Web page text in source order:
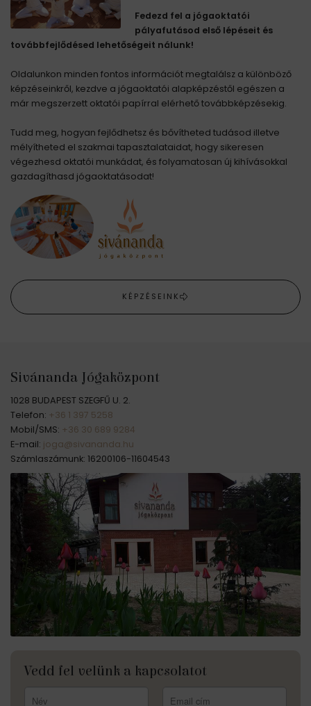
Fedezd fel a jógaoktatói
pályafutásod első lépéseit és
továbbfejlődésed lehetőségeit nálunk!
Oldalunkon minden fontos információt megtalálsz a különböző
képzéseinkről, kezdve a jógaoktatói alapképzéstől egészen a
már megszerzett oktatói papírral elérhető továbbképzésekig.
Tudd meg, hogyan fejlődhetsz és bővítheted tudásod illetve
mélyítheted el szakmai tapasztalataidat, hogy sikeresen
végezhesd oktatói munkádat, és folyamatosan új kihívásokkal
gazdagíthasd jógaoktatásodat!
KÉPZÉSEINK
Sivánanda Jógaközpont
1028 BUDAPEST SZEGFŰ U. 2.
Telefon: +36 1 397 5258
Mobil/SMS: +36 30 689 9284
E-mail: joga@sivananda.hu
Számlaszámunk: 16200106-11604543
Vedd fel velünk a kapcsolatot